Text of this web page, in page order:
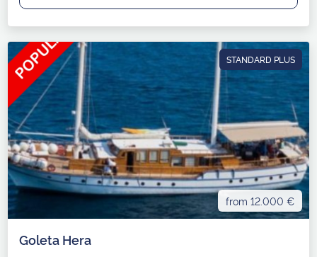
STANDARD PLUS
from 12.000 €
Goleta Hera